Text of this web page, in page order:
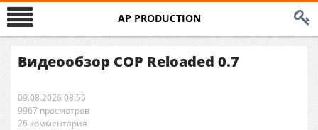
AP PRODUCTION
Видеообзор COP Reloaded 0.7
09.08.2026 08:55
9967 просмотров
26 комментария